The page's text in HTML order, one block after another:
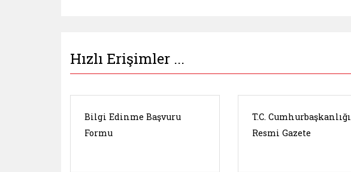
Hızlı Erişimler ...
Bilgi Edinme Başvuru
Formu
T.C. Cumhurbaşkanlığı
Resmi Gazete